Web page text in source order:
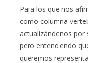
Para los que nos
como columna
actualizándonos por
pero entendiendo
queremos